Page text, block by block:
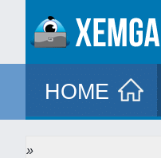
HOME
»